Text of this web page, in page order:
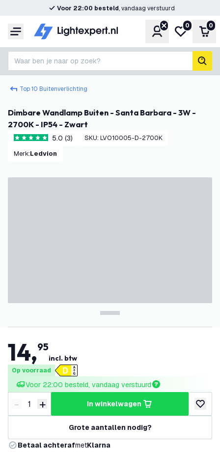
Voor 22:00 besteld, vandaag verstuurd
Menu Account
Mijn
0 0
Waar ben je naar op zoek?
Top 10 Buitenverlichting
Dimbare Wandlamp Buiten - Santa Barbara - 3W -
2700K - IP54 - Zwart
5 score sterren5.0 (3) SKU: LVO10005-D-2700K
Merk: Ledvion
14,95
incl. btw
Op voorraad
Voor 22:00 besteld, vandaag verstuurd
Verminder hoeveelheid
- Verhoog hoeveelheid
+ in winkelwagen
Grote aantallen nodig?
Betaal achterafmetKlarna